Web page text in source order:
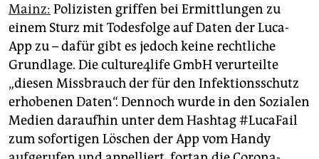
Mainz: Polizisten griffen bei Ermittlungen zu
einem Sturz mit Todesfolge auf Daten der Luca-
App zu – dafür gibt es jedoch keine rechtliche
Grundlage. Die culture4life GmbH verurteilte
„diesen Missbrauch der für den Infektionsschutz
erhobenen Daten“. Dennoch wurde in den Sozialen
Medien daraufhin unter dem Hashtag #LucaFail
zum sofortigen Löschen der App vom Handy